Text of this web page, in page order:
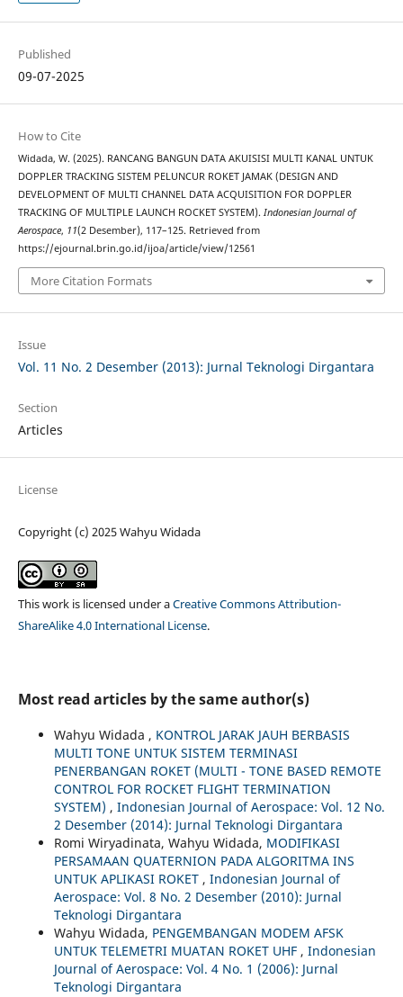
Published
09-07-2025
How to Cite
Widada, W. (2025). RANCANG BANGUN DATA AKUISISI MULTI KANAL UNTUK
DOPPLER TRACKING SISTEM PELUNCUR ROKET JAMAK (DESIGN AND
DEVELOPMENT OF MULTI CHANNEL DATA ACQUISITION FOR DOPPLER
TRACKING OF MULTIPLE LAUNCH ROCKET SYSTEM). Indonesian Journal of
Aerospace, 11(2 Desember), 117–125. Retrieved from
https://ejournal.brin.go.id/ijoa/article/view/12561
More Citation Formats
Issue
Vol. 11 No. 2 Desember (2013): Jurnal Teknologi Dirgantara
Section
Articles
License
Copyright (c) 2025 Wahyu Widada
This work is licensed under aCreative Commons Attribution-
ShareAlike 4.0 International License.
Most read articles by the same author(s)
Wahyu Widada , KONTROL JARAK JAUH BERBASIS
MULTI TONE UNTUK SISTEM TERMINASI
PENERBANGAN ROKET (MULTI - TONE BASED REMOTE
CONTROL FOR ROCKET FLIGHT TERMINATION
SYSTEM) , Indonesian Journal of Aerospace: Vol. 12 No.
2 Desember (2014): Jurnal Teknologi Dirgantara
Romi Wiryadinata, Wahyu Widada, MODIFIKASI
PERSAMAAN QUATERNION PADA ALGORITMA INS
UNTUK APLIKASI ROKET , Indonesian Journal of
Aerospace: Vol. 8 No. 2 Desember (2010): Jurnal
Teknologi Dirgantara
Wahyu Widada, PENGEMBANGAN MODEM AFSK
UNTUK TELEMETRI MUATAN ROKET UHF , Indonesian
Journal of Aerospace: Vol. 4 No. 1 (2006): Jurnal
Teknologi Dirgantara